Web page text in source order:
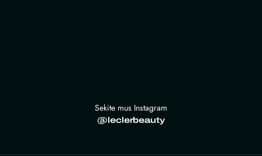
Sekite mus Instagram
@leclerbeauty